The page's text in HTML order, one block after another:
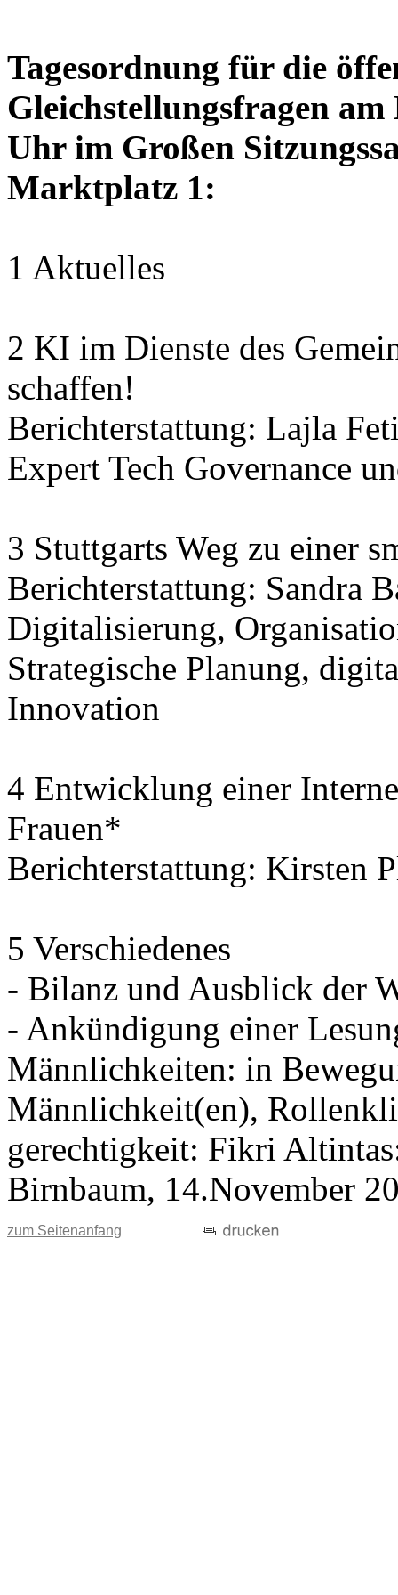
Tagesordnung für die
Gleichstellungsfragen
Uhr im Großen
Marktplatz 1:
1 Aktuelles
2 KI im Dienste des
schaffen!
Berichterstattung: Lajla
Expert Tech Governance
3 Stuttgarts Weg zu einer
Berichterstattung: Sandra
Digitalisierung,
Strategische Planung,
Innovation
4 Entwicklung einer
Frauen*
Berichterstattung: Kirsten
5 Verschiedenes
- Bilanz und Ausblick der
- Ankündigung einer
Männlichkeiten: in
Männlichkeit(en),
gerechtigkeit: Fikri
Birnbaum, 14.November
zum Seitenanfang